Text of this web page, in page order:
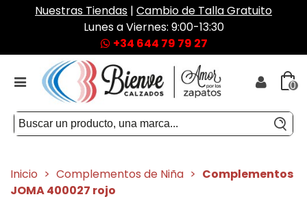
Nuestras Tiendas | Cambio de Talla Gratuito
Lunes a Viernes: 9:00-13:30
+34 644 79 79 27
0
Inicio > Complementos de Niña > Complementos
JOMA 400027 rojo